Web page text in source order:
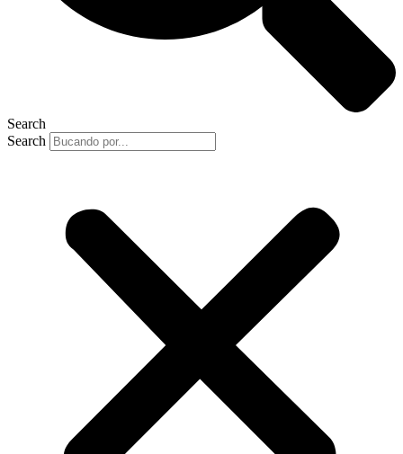
Search
Search